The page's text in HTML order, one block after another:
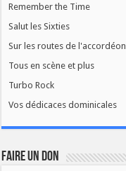
Remember the Time
Salut les Sixties
Sur les routes de l'accordéon
Tous en scène et plus
Turbo Rock
Vos dédicaces dominicales
FAIRE UN DON